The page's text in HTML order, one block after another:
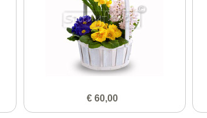
€ 60,00